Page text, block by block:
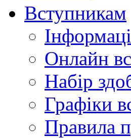
Вступникам
Онлайн
Набір
Графіки
Правила